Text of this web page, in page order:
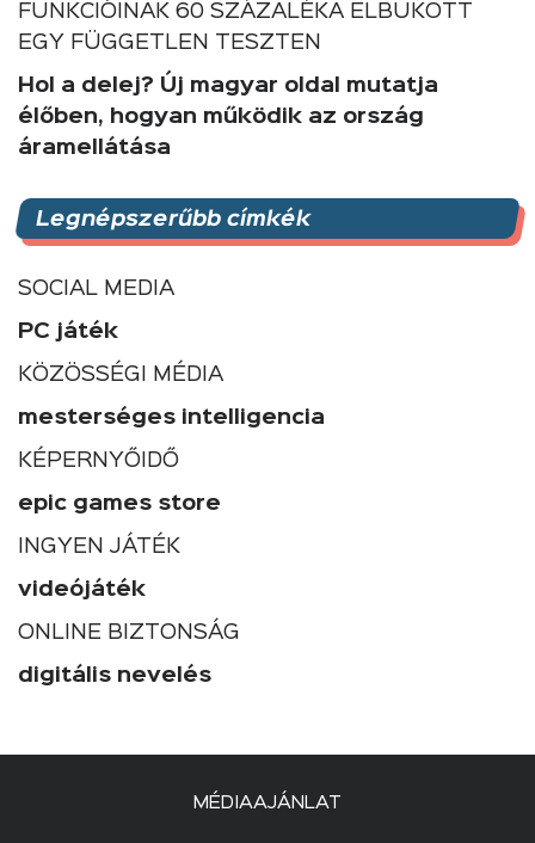
FUNKCIÓINAK 60 SZÁZALÉKA ELBUKOTT
EGY FÜGGETLEN TESZTEN
Hol a delej? Új magyar oldal mutatja
élőben, hogyan működik az ország
áramellátása
Legnépszerűbb címkék
SOCIAL MEDIA
PC játék
KÖZÖSSÉGI MÉDIA
mesterséges intelligencia
KÉPERNYŐIDŐ
epic games store
INGYEN JÁTÉK
videójáték
ONLINE BIZTONSÁG
digitális nevelés
MÉDIAAJÁNLAT